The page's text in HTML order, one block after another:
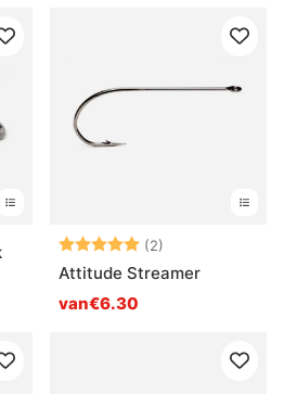
Beoordeling:
(2)
Attitude Streamer
van€6.30